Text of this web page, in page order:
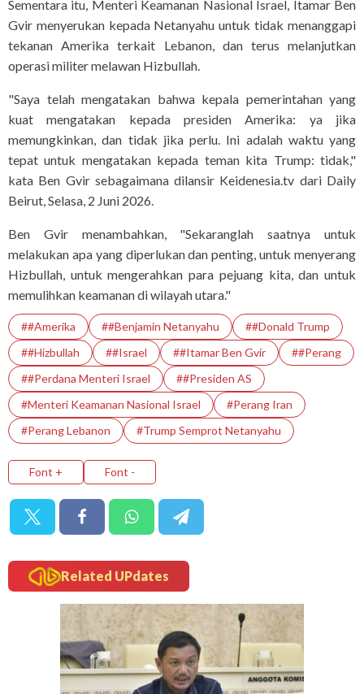
Sementara itu, Menteri Keamanan Nasional Israel, Itamar Ben
Gvir menyerukan kepada Netanyahu untuk tidak menanggapi
tekanan Amerika terkait Lebanon, dan terus melanjutkan
operasi militer melawan Hizbullah.
"Saya telah mengatakan bahwa kepala pemerintahan yang
kuat mengatakan kepada presiden Amerika: ya jika
memungkinkan, dan tidak jika perlu. Ini adalah waktu yang
tepat untuk mengatakan kepada teman kita Trump: tidak,"
kata Ben Gvir sebagaimana dilansir Keidenesia.tv dari Daily
Beirut, Selasa, 2 Juni 2026.
Ben Gvir menambahkan, "Sekaranglah saatnya untuk
melakukan apa yang diperlukan dan penting, untuk menyerang
Hizbullah, untuk mengerahkan para pejuang kita, dan untuk
memulihkan keamanan di wilayah utara."
##Amerika ##Benjamin Netanyahu
##Donald Trump
##Hizbullah
##Israel ##Itamar Ben Gvir
##Perang
##Perdana Menteri Israel
##Presiden AS
#Menteri Keamanan Nasional Israel
#Perang Iran
#Perang Lebanon
#Trump Semprot Netanyahu
Font + Font -
Related UPdates